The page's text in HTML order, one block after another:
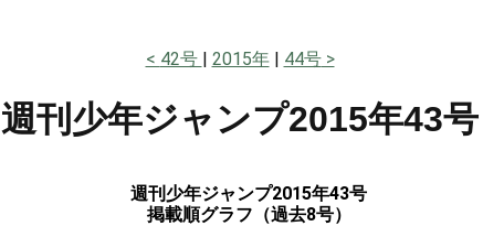
42号 2015年 44号
週刊少年ジャンプ2015年43号
週刊少年ジャンプ2015年43号
掲載順グラフ（過去8号）